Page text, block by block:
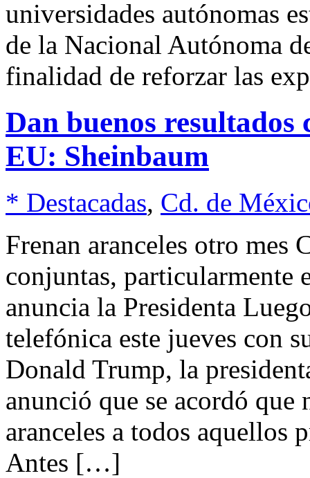
universidades autónomas
de la Nacional Autónoma
finalidad de reforzar las
Dan buenos
EU: Sheinbaum
* Destacadas, Cd. de
Frenan aranceles otro mes
conjuntas, particularmente
anuncia la Presidenta
telefónica este jueves con
Donald Trump, la
anunció que se acordó
aranceles a todos aquellos
Antes […]